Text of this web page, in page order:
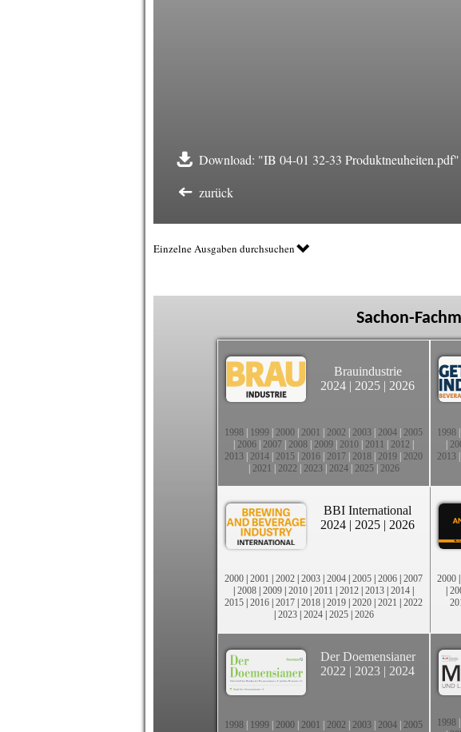
Download: "IB 04-01 32-33 Produktneuheiten.pdf"
zurück
Einzelne Ausgaben durchsuchen
Sachon-
Brauindustrie
2024 | 2025 | 2026
1998 1999 2000 2001 2002 2003 2004 2005
2006 2007 2008 2009 2010 2011 2012
2013 2014 2015 2016 2017 2018 2019 2020
2021 2022 2023| 2024| 2025| 2026
1998
2013
BBI International
2024 | 2025 | 2026
2000 | 2001 | 2002 | 2003 | 2004 | 2005 | 2006 | 2007
| 2008 | 2009 | 2010 | 2011 | 2012 | 2013 | 2014 |
2015 | 2016 | 2017 | 2018 | 2019 | 2020 | 2021 | 2022
| 2023| 2024| 2025| 2026
2000 |
|
Der Doemensianer
2022 | 2023 | 2024
1998 1999 2000 2001 2002 2003 2004 2005
1998